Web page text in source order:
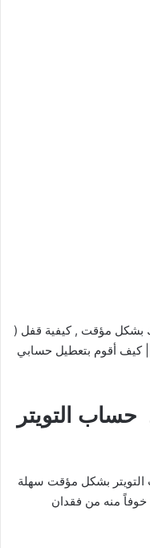
بشكل مؤقت , كيفية قفل (
أقوم بتعطيل حسابي
التويتر
بشكل مؤقت سهلة
منه من فقدان